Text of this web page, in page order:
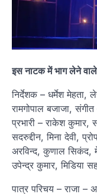
इस नाटक में भाग लेने
निर्देशक – धर्मेश मेहता,
रामगोपाल बजाजा,
प्रभारी – राकेश कुमार,
सदरुद्दीन, मिना देवी,
अरविन्द, कुणाल
उपेन्द्र कुमार, मिडिया
पात्र परिचय – राजा –